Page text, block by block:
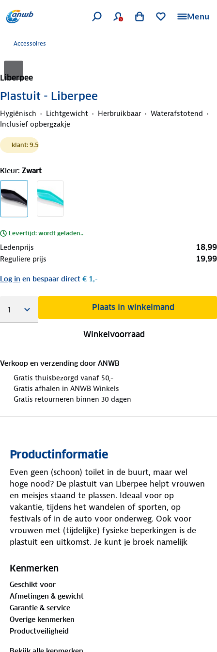
Menu
Accessoires
Liberpee
Plastuit - Liberpee
Hygiënisch Lichtgewicht Herbruikbaar
Waterafstotend
Inclusief opbergzakje
klant: 9.5
Kleur: Zwart
Levertijd: wordt geladen..
Ledenprijs 18,99
Reguliere prijs 19,99
Log in en bespaar direct € 1,-
Plaats in winkelmand
Winkelvoorraad
Verkoop en verzending door ANWB
Gratis thuisbezorgd vanaf 50,-
Gratis afhalen in ANWB Winkels
Gratis retourneren binnen 30 dagen
Productinformatie
Even geen (schoon) toilet in de buurt, maar wel
hoge nood? De plastuit van Liberpee helpt vrouwen
en meisjes staand te plassen. Ideaal voor op
vakantie, tijdens het wandelen of sporten, op
festivals of in de auto voor onderweg. Ook voor
vrouwen met (tijdelijke) fysieke beperkingen is de
plastuit een uitkomst. Je kunt je broek namelijk
een rolstoel is Liberpee makkelijk, hygiënisch en
Liberpee is gemaakt van polymeren met een zeer
hoge dichtheid, waardoor er geen restjes of geuren
achterblijven en bacteriën zich niet kunnen hechten.
Hoe vaak je de plastuit ook gebruikt, hij blijft
schoon en hygiënisch. Wil je ‘m toch steriliseren? Leg
Kenmerken
Geschikt voor
Afmetingen & gewicht
Garantie & service
Overige kenmerken
Productveiligheid